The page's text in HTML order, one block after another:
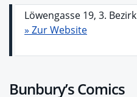
Löwengasse 19, 3. Bezirk
» Zur Website
Bunbury’s Comics